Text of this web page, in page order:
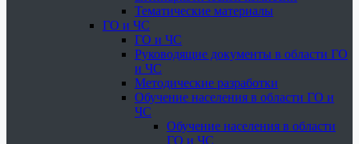
Тематические материалы
ГО и ЧС
ГО и ЧС
Руководящие документы в области ГО
и ЧС
Методические разработки
Обучение населения в области ГО и
ЧС
Обучение населения в области
ГО и ЧС